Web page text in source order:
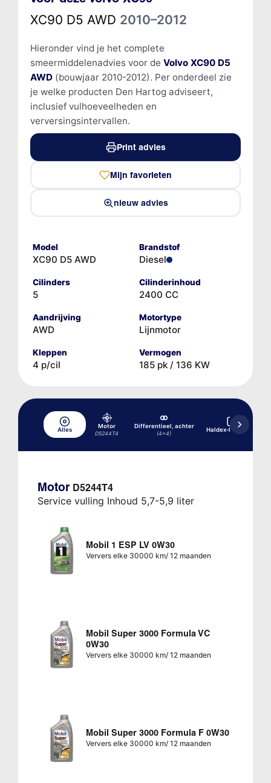
XC90 D5 AWD 2010–2012
Hieronder vind je het complete
smeermiddelenadvies voor de Volvo XC90 D5
AWD(bouwjaar 2010-2012). Per onderdeel zie
je welke producten Den Hartog adviseert,
inclusief vulhoeveelheden en
verversingsintervallen.
Print advies
Mijn favorieten
nieuw advies
Model
XC90 D5 AWD
Brandstof
Diesel
Cilinders
5
Cilinderinhoud
2400 CC
Aandrijving
AWD
Motortype
Lijnmotor
Kleppen
4 p/cil
Vermogen
185 pk / 136 KW
Alles
Motor
D5244T4
Differentieel, achter
(4x4)
Haldex-koppeling
Motor D5244T4
Service vulling Inhoud 5,7-5,9 liter
Mobil 1 ESP LV 0W30
Ververs elke 30000 km/ 12 maanden
Mobil Super 3000 Formula VC
0W30
Ververs elke 30000 km/ 12 maanden
Mobil Super 3000 Formula F 0W30
Ververs elke 30000 km/ 12 maanden